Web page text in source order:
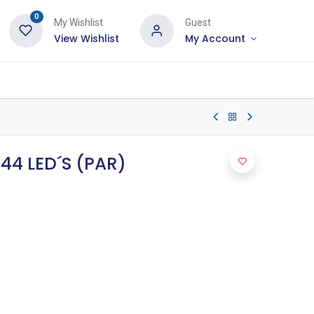
0
My Wishlist
View Wishlist
Guest
My Account
LED´S (PAR)